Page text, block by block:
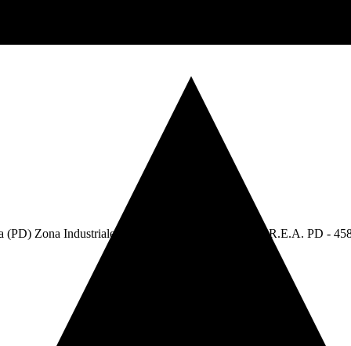
(PD) Zona Industriale. - C.F e P.Iva: 05304750283 - R.E.A. PD -